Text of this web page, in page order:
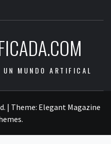
MUNDO ARTIFICAL
| Theme: Elegant Magazine
.